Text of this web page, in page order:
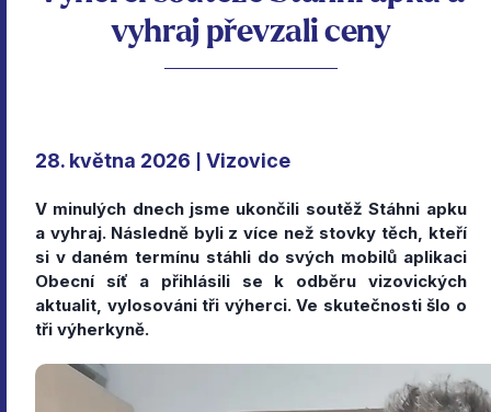
vyhraj převzali ceny
28. května 2026 Vizovice
V minulých dnech jsme ukončili soutěž Stáhni apku
a vyhraj. Následně byli z více než stovky těch, kteří
si v daném termínu stáhli do svých mobilů aplikaci
Obecní síť a přihlásili se k odběru vizovických
aktualit, vylosováni tři výherci. Ve skutečnosti šlo o
tři výherkyně.